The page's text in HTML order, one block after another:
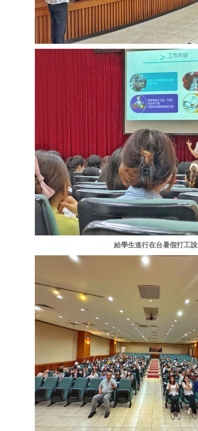
給學生進行在台暑假打工